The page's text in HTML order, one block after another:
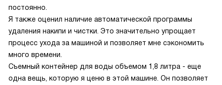
постоянно.
Я также оценил наличие автоматической программы
удаления накипи и чистки. Это значительно упрощает
процесс ухода за машиной и позволяет мне сэкономить
много времени.
Съемный контейнер для воды объемом 1,8 литра - еще
одна вещь, которую я ценю в этой машине. Он позволяет